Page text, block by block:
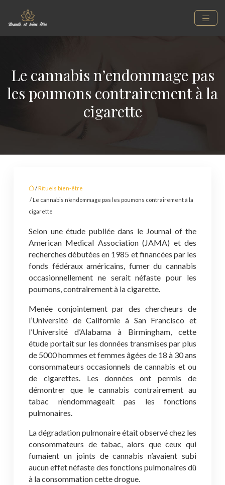
Le cannabis n’endommage pas
les poumons contrairement à la
cigarette
/ Rituels bien-être
/ Le cannabis n’endommage pas les poumons contrairement à la
cigarette
Selon une étude publiée dans le Journal of the
American Medical Association (JAMA) et des
recherches débutées en 1985 et financées par les
fonds fédéraux américains, fumer du cannabis
occasionnellement ne serait néfaste pour les
poumons, contrairement à la cigarette.
Menée conjointement par des chercheurs de
l’Université de Californie à San Francisco et
l’Université d’Alabama à Birmingham, cette
étude portait sur les données transmises par plus
de 5000 hommes et femmes âgées de 18 à 30 ans
consommateurs occasionnels de cannabis et ou
de cigarettes. Les données ont permis de
démontrer que le cannabis contrairement au
tabac n’endommageait pas les fonctions
pulmonaires.
La dégradation pulmonaire était observé chez les
consommateurs de tabac, alors que ceux qui
fumaient un joints de cannabis n’avaient subi
aucun effet néfaste des fonctions pulmonaires dû
à la consommation cette drogue.